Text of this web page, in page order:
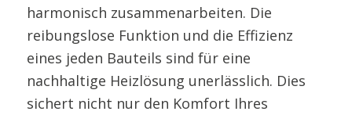
harmonisch zusammenarbeiten. Die
reibungslose Funktion und die Effizienz
eines jeden Bauteils sind für eine
nachhaltige Heizlösung unerlässlich. Dies
sichert nicht nur den Komfort Ihres